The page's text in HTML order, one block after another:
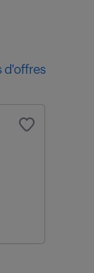
d'offres